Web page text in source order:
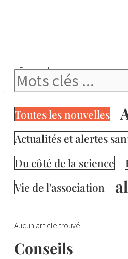
Rechercher
Toutes les nouvelles
Actualités et alertes
Du côté de la science
Vie de l'association
Aucun article trouvé.
Conseils